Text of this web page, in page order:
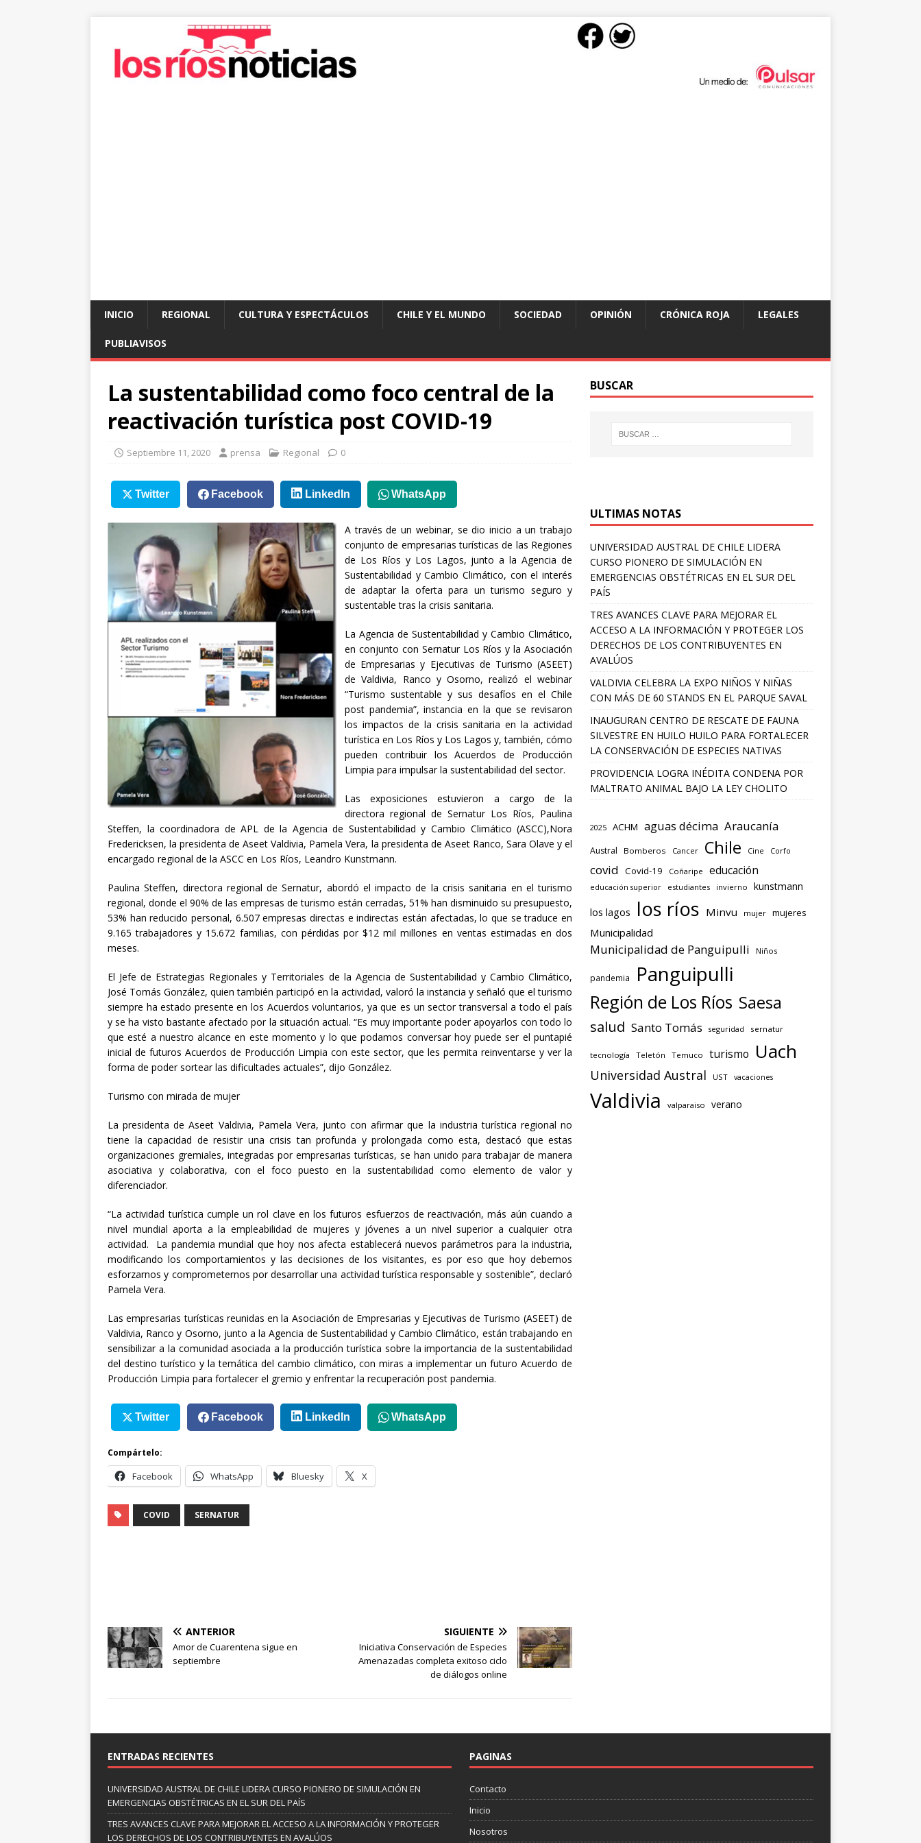
INICIO REGIONAL CULTURA Y ESPECTÁCULOS CHILE Y EL MUNDO SOCIEDAD OPINIÓN CRÓNICA ROJA LEGALES
PUBLIAVISOS
La sustentabilidad como foco central de la
reactivación turística post COVID-19
Septiembre 11, 2020 prensa Regional 0
Twitter Facebook LinkedIn WhatsApp
A través de un webinar, se dio inicio a un trabajo
conjunto de empresarias turísticas de las Regiones
de Los Ríos y Los Lagos, junto a la Agencia de
Sustentabilidad y Cambio Climático, con el interés
de adaptar la oferta para un turismo seguro y
sustentable tras la crisis sanitaria.
La Agencia de Sustentabilidad y Cambio Climático,
en conjunto con Sernatur Los Ríos y la Asociación
de Empresarias y Ejecutivas de Turismo (ASEET)
de Valdivia, Ranco y Osorno, realizó el webinar
“Turismo sustentable y sus desafíos en el Chile
post pandemia”, instancia en la que se revisaron
los impactos de la crisis sanitaria en la actividad
turística en Los Ríos y Los Lagos y, también, cómo
pueden contribuir los Acuerdos de Producción
Limpia para impulsar la sustentabilidad del sector.
Las exposiciones estuvieron a cargo de la
directora regional de Sernatur Los Ríos, Paulina
Steffen, la coordinadora de APL de la Agencia de Sustentabilidad y Cambio Climático (ASCC),Nora
Fredericksen, la presidenta de Aseet Valdivia, Pamela Vera, la presidenta de Aseet Ranco, Sara Olave y el
encargado regional de la ASCC en Los Ríos, Leandro Kunstmann.
Paulina Steffen, directora regional de Sernatur, abordó el impacto de la crisis sanitaria en el turismo
regional, donde el 90% de las empresas de turismo están cerradas, 51% han disminuido su presupuesto,
53% han reducido personal, 6.507 empresas directas e indirectas están afectadas, lo que se traduce en
9.165 trabajadores y 15.672 familias, con pérdidas por $12 mil millones en ventas estimadas en dos
meses.
El Jefe de Estrategias Regionales y Territoriales de la Agencia de Sustentabilidad y Cambio Climático,
José Tomás González, quien también participó en la actividad, valoró la instancia y señaló que el turismo
siempre ha estado presente en los Acuerdos voluntarios, ya que es un sector transversal a todo el país
y se ha visto bastante afectado por la situación actual. “Es muy importante poder apoyarlos con todo lo
que esté a nuestro alcance en este momento y lo que podamos conversar hoy puede ser el puntapié
inicial de futuros Acuerdos de Producción Limpia con este sector, que les permita reinventarse y ver la
forma de poder sortear las dificultades actuales”, dijo González.
Turismo con mirada de mujer
La presidenta de Aseet Valdivia, Pamela Vera, junto con afirmar que la industria turística regional no
tiene la capacidad de resistir una crisis tan profunda y prolongada como esta, destacó que estas
organizaciones gremiales, integradas por empresarias turísticas, se han unido para trabajar de manera
asociativa y colaborativa, con el foco puesto en la sustentabilidad como elemento de valor y
diferenciador.
“La actividad turística cumple un rol clave en los futuros esfuerzos de reactivación, más aún cuando a
nivel mundial aporta a la empleabilidad de mujeres y jóvenes a un nivel superior a cualquier otra
actividad. La pandemia mundial que hoy nos afecta establecerá nuevos parámetros para la industria,
modificando los comportamientos y las decisiones de los visitantes, es por eso que hoy debemos
esforzarnos y comprometernos por desarrollar una actividad turística responsable y sostenible”, declaró
Pamela Vera.
Las empresarias turísticas reunidas en la Asociación de Empresarias y Ejecutivas de Turismo (ASEET) de
Valdivia, Ranco y Osorno, junto a la Agencia de Sustentabilidad y Cambio Climático, están trabajando en
sensibilizar a la comunidad asociada a la producción turística sobre la importancia de la sustentabilidad
del destino turístico y la temática del cambio climático, con miras a implementar un futuro Acuerdo de
Producción Limpia para fortalecer el gremio y enfrentar la recuperación post pandemia.
Twitter Facebook LinkedIn WhatsApp
Compártelo:
Facebook WhatsApp Bluesky X
COVID SERNATUR
ANTERIOR
Amor de Cuarentena sigue en
septiembre
SIGUIENTE
Iniciativa Conservación de Especies
Amenazadas completa exitoso ciclo
de diálogos online
BUSCAR
ULTIMAS NOTAS
UNIVERSIDAD AUSTRAL DE CHILE LIDERA
CURSO PIONERO DE SIMULACIÓN EN
EMERGENCIAS OBSTÉTRICAS EN EL SUR DEL
PAÍS
TRES AVANCES CLAVE PARA MEJORAR EL
ACCESO A LA INFORMACIÓN Y PROTEGER LOS
DERECHOS DE LOS CONTRIBUYENTES EN
AVALÚOS
VALDIVIA CELEBRA LA EXPO NIÑOS Y NIÑAS
CON MÁS DE 60 STANDS EN EL PARQUE SAVAL
INAUGURAN CENTRO DE RESCATE DE FAUNA
SILVESTRE EN HUILO HUILO PARA FORTALECER
LA CONSERVACIÓN DE ESPECIES NATIVAS
PROVIDENCIA LOGRA INÉDITA CONDENA POR
MALTRATO ANIMAL BAJO LA LEY CHOLITO
2025 ACHM aguas décima Araucanía
Austral Bomberos Cancer Chile Cine Corfo
covid Covid-19 Coñaripe educación
educación superior estudiantes invierno kunstmann
los lagos los ríos Minvu mujer mujeres
Municipalidad
Municipalidad de Panguipulli Niños
pandemia Panguipulli
Región de Los Ríos Saesa
salud Santo Tomás seguridad sernatur
tecnología Teletón Temuco turismo Uach
Universidad Austral UST vacaciones
Valdivia valparaiso verano
ENTRADAS RECIENTES
UNIVERSIDAD AUSTRAL DE CHILE LIDERA CURSO PIONERO DE SIMULACIÓN EN
EMERGENCIAS OBSTÉTRICAS EN EL SUR DEL PAÍS
TRES AVANCES CLAVE PARA MEJORAR EL ACCESO A LA INFORMACIÓN Y PROTEGER
LOS DERECHOS DE LOS CONTRIBUYENTES EN AVALÚOS
PAGINAS
Contacto
Inicio
Nosotros